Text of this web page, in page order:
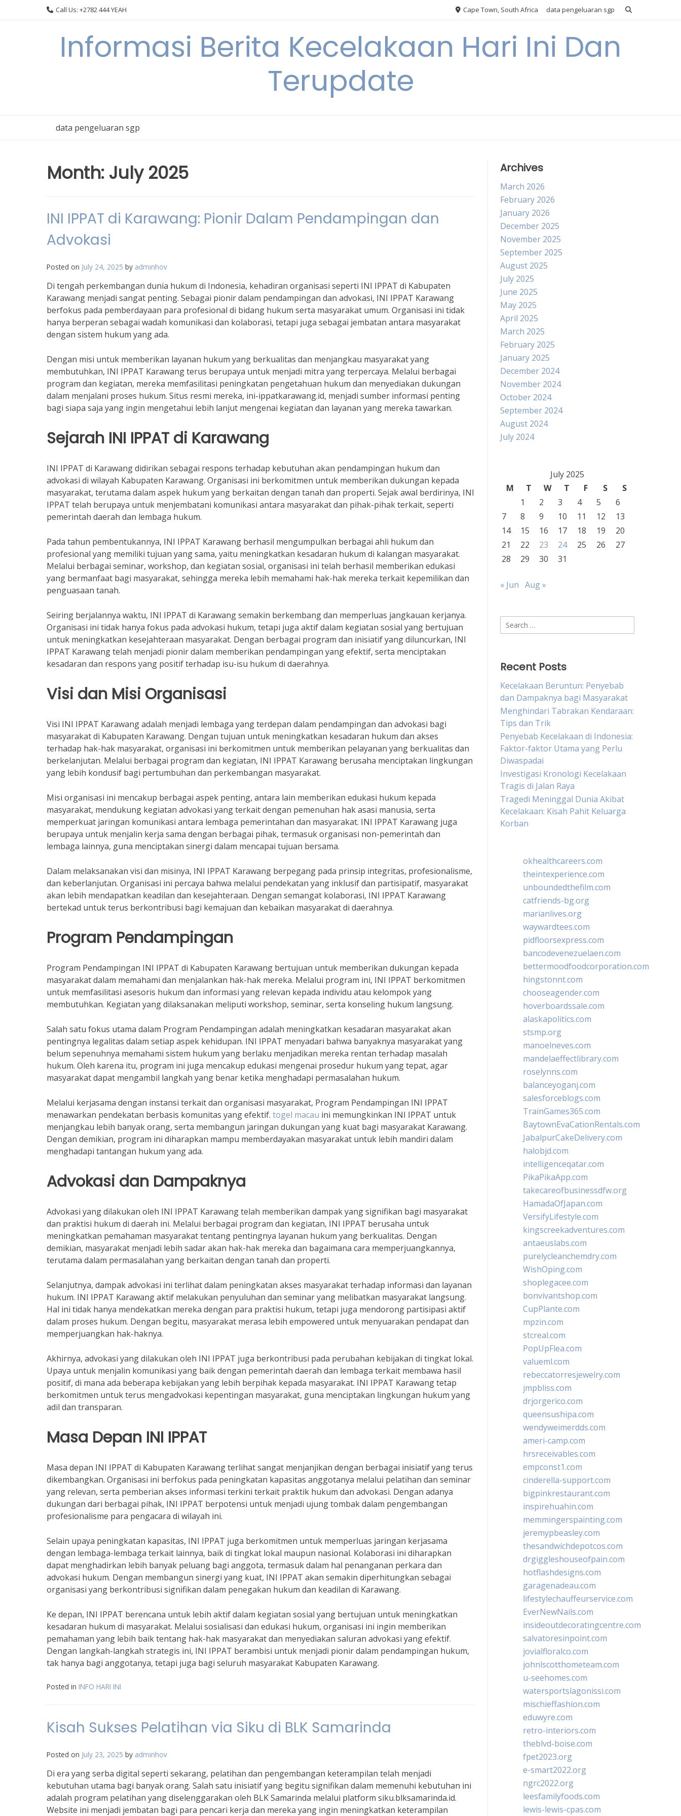
Call Us: +2782 444 YEAH Cape Town, South Africa data pengeluaran sgp
Informasi Berita Kecelakaan Hari Ini Dan
Terupdate
data pengeluaran sgp
Month: July 2025
INI IPPAT di Karawang: Pionir Dalam Pendampingan dan
Advokasi
Posted on July 24, 2025 by adminhov
Di tengah perkembangan dunia hukum di Indonesia, kehadiran organisasi seperti INI IPPAT di Kabupaten
Karawang menjadi sangat penting. Sebagai pionir dalam pendampingan dan advokasi, INI IPPAT Karawang
berfokus pada pemberdayaan para profesional di bidang hukum serta masyarakat umum. Organisasi ini tidak
hanya berperan sebagai wadah komunikasi dan kolaborasi, tetapi juga sebagai jembatan antara masyarakat
dengan sistem hukum yang ada.
Dengan misi untuk memberikan layanan hukum yang berkualitas dan menjangkau masyarakat yang
membutuhkan, INI IPPAT Karawang terus berupaya untuk menjadi mitra yang terpercaya. Melalui berbagai
program dan kegiatan, mereka memfasilitasi peningkatan pengetahuan hukum dan menyediakan dukungan
dalam menjalani proses hukum. Situs resmi mereka, ini-ippatkarawang.id, menjadi sumber informasi penting
bagi siapa saja yang ingin mengetahui lebih lanjut mengenai kegiatan dan layanan yang mereka tawarkan.
Sejarah INI IPPAT di Karawang
INI IPPAT di Karawang didirikan sebagai respons terhadap kebutuhan akan pendampingan hukum dan
advokasi di wilayah Kabupaten Karawang. Organisasi ini berkomitmen untuk memberikan dukungan kepada
masyarakat, terutama dalam aspek hukum yang berkaitan dengan tanah dan properti. Sejak awal berdirinya, INI
IPPAT telah berupaya untuk menjembatani komunikasi antara masyarakat dan pihak-pihak terkait, seperti
pemerintah daerah dan lembaga hukum.
Pada tahun pembentukannya, INI IPPAT Karawang berhasil mengumpulkan berbagai ahli hukum dan
profesional yang memiliki tujuan yang sama, yaitu meningkatkan kesadaran hukum di kalangan masyarakat.
Melalui berbagai seminar, workshop, dan kegiatan sosial, organisasi ini telah berhasil memberikan edukasi
yang bermanfaat bagi masyarakat, sehingga mereka lebih memahami hak-hak mereka terkait kepemilikan dan
penguasaan tanah.
Seiring berjalannya waktu, INI IPPAT di Karawang semakin berkembang dan memperluas jangkauan kerjanya.
Organisasi ini tidak hanya fokus pada advokasi hukum, tetapi juga aktif dalam kegiatan sosial yang bertujuan
untuk meningkatkan kesejahteraan masyarakat. Dengan berbagai program dan inisiatif yang diluncurkan, INI
IPPAT Karawang telah menjadi pionir dalam memberikan pendampingan yang efektif, serta menciptakan
kesadaran dan respons yang positif terhadap isu-isu hukum di daerahnya.
Visi dan Misi Organisasi
Visi INI IPPAT Karawang adalah menjadi lembaga yang terdepan dalam pendampingan dan advokasi bagi
masyarakat di Kabupaten Karawang. Dengan tujuan untuk meningkatkan kesadaran hukum dan akses
terhadap hak-hak masyarakat, organisasi ini berkomitmen untuk memberikan pelayanan yang berkualitas dan
berkelanjutan. Melalui berbagai program dan kegiatan, INI IPPAT Karawang berusaha menciptakan lingkungan
yang lebih kondusif bagi pertumbuhan dan perkembangan masyarakat.
Misi organisasi ini mencakup berbagai aspek penting, antara lain memberikan edukasi hukum kepada
masyarakat, mendukung kegiatan advokasi yang terkait dengan pemenuhan hak asasi manusia, serta
memperkuat jaringan komunikasi antara lembaga pemerintahan dan masyarakat. INI IPPAT Karawang juga
berupaya untuk menjalin kerja sama dengan berbagai pihak, termasuk organisasi non-pemerintah dan
lembaga lainnya, guna menciptakan sinergi dalam mencapai tujuan bersama.
Dalam melaksanakan visi dan misinya, INI IPPAT Karawang berpegang pada prinsip integritas, profesionalisme,
dan keberlanjutan. Organisasi ini percaya bahwa melalui pendekatan yang inklusif dan partisipatif, masyarakat
akan lebih mendapatkan keadilan dan kesejahteraan. Dengan semangat kolaborasi, INI IPPAT Karawang
bertekad untuk terus berkontribusi bagi kemajuan dan kebaikan masyarakat di daerahnya.
Program Pendampingan
Program Pendampingan INI IPPAT di Kabupaten Karawang bertujuan untuk memberikan dukungan kepada
masyarakat dalam memahami dan menjalankan hak-hak mereka. Melalui program ini, INI IPPAT berkomitmen
untuk memfasilitasi asesoris hukum dan informasi yang relevan kepada individu atau kelompok yang
membutuhkan. Kegiatan yang dilaksanakan meliputi workshop, seminar, serta konseling hukum langsung.
Salah satu fokus utama dalam Program Pendampingan adalah meningkatkan kesadaran masyarakat akan
pentingnya legalitas dalam setiap aspek kehidupan. INI IPPAT menyadari bahwa banyaknya masyarakat yang
belum sepenuhnya memahami sistem hukum yang berlaku menjadikan mereka rentan terhadap masalah
hukum. Oleh karena itu, program ini juga mencakup edukasi mengenai prosedur hukum yang tepat, agar
masyarakat dapat mengambil langkah yang benar ketika menghadapi permasalahan hukum.
Melalui kerjasama dengan instansi terkait dan organisasi masyarakat, Program Pendampingan INI IPPAT
menawarkan pendekatan berbasis komunitas yang efektif. togel macau ini memungkinkan INI IPPAT untuk
menjangkau lebih banyak orang, serta membangun jaringan dukungan yang kuat bagi masyarakat Karawang.
Dengan demikian, program ini diharapkan mampu memberdayakan masyarakat untuk lebih mandiri dalam
menghadapi tantangan hukum yang ada.
Advokasi dan Dampaknya
Advokasi yang dilakukan oleh INI IPPAT Karawang telah memberikan dampak yang signifikan bagi masyarakat
dan praktisi hukum di daerah ini. Melalui berbagai program dan kegiatan, INI IPPAT berusaha untuk
meningkatkan pemahaman masyarakat tentang pentingnya layanan hukum yang berkualitas. Dengan
demikian, masyarakat menjadi lebih sadar akan hak-hak mereka dan bagaimana cara memperjuangkannya,
terutama dalam permasalahan yang berkaitan dengan tanah dan properti.
Selanjutnya, dampak advokasi ini terlihat dalam peningkatan akses masyarakat terhadap informasi dan layanan
hukum. INI IPPAT Karawang aktif melakukan penyuluhan dan seminar yang melibatkan masyarakat langsung.
Hal ini tidak hanya mendekatkan mereka dengan para praktisi hukum, tetapi juga mendorong partisipasi aktif
dalam proses hukum. Dengan begitu, masyarakat merasa lebih empowered untuk menyuarakan pendapat dan
memperjuangkan hak-haknya.
Akhirnya, advokasi yang dilakukan oleh INI IPPAT juga berkontribusi pada perubahan kebijakan di tingkat lokal.
Upaya untuk menjalin komunikasi yang baik dengan pemerintah daerah dan lembaga terkait membawa hasil
positif, di mana ada beberapa kebijakan yang lebih berpihak kepada masyarakat. INI IPPAT Karawang tetap
berkomitmen untuk terus mengadvokasi kepentingan masyarakat, guna menciptakan lingkungan hukum yang
adil dan transparan.
Masa Depan INI IPPAT
Masa depan INI IPPAT di Kabupaten Karawang terlihat sangat menjanjikan dengan berbagai inisiatif yang terus
dikembangkan. Organisasi ini berfokus pada peningkatan kapasitas anggotanya melalui pelatihan dan seminar
yang relevan, serta pemberian akses informasi terkini terkait praktik hukum dan advokasi. Dengan adanya
dukungan dari berbagai pihak, INI IPPAT berpotensi untuk menjadi ujung tombak dalam pengembangan
profesionalisme para pengacara di wilayah ini.
Selain upaya peningkatan kapasitas, INI IPPAT juga berkomitmen untuk memperluas jaringan kerjasama
dengan lembaga-lembaga terkait lainnya, baik di tingkat lokal maupun nasional. Kolaborasi ini diharapkan
dapat menghadirkan lebih banyak peluang bagi anggota, termasuk dalam hal penanganan perkara dan
advokasi hukum. Dengan membangun sinergi yang kuat, INI IPPAT akan semakin diperhitungkan sebagai
organisasi yang berkontribusi signifikan dalam penegakan hukum dan keadilan di Karawang.
Ke depan, INI IPPAT berencana untuk lebih aktif dalam kegiatan sosial yang bertujuan untuk meningkatkan
kesadaran hukum di masyarakat. Melalui sosialisasi dan edukasi hukum, organisasi ini ingin memberikan
pemahaman yang lebih baik tentang hak-hak masyarakat dan menyediakan saluran advokasi yang efektif.
Dengan langkah-langkah strategis ini, INI IPPAT berambisi untuk menjadi pionir dalam pendampingan hukum,
tak hanya bagi anggotanya, tetapi juga bagi seluruh masyarakat Kabupaten Karawang.
Posted in INFO HARI INI
Kisah Sukses Pelatihan via Siku di BLK Samarinda
Posted on July 23, 2025 by adminhov
Di era yang serba digital seperti sekarang, pelatihan dan pengembangan keterampilan telah menjadi
kebutuhan utama bagi banyak orang. Salah satu inisiatif yang begitu signifikan dalam memenuhi kebutuhan ini
adalah program pelatihan yang diselenggarakan oleh BLK Samarinda melalui platform siku.blksamarinda.id.
Website ini menjadi jembatan bagi para pencari kerja dan mereka yang ingin meningkatkan keterampilan
Archives
March 2026
February 2026
January 2026
December 2025
November 2025
September 2025
August 2025
July 2025
June 2025
May 2025
April 2025
March 2025
February 2025
January 2025
December 2024
November 2024
October 2024
September 2024
August 2024
July 2024
July 2025
M
T W T F S
S
1
2 3 4 5
6
7
8 9 10 11 12
13
14
15 16 17 18 19
20
21
22 23 24 25 26
27
28
29 30 31
« Jun Aug »
Search
for:
Recent Posts
Kecelakaan Beruntun: Penyebab
dan Dampaknya bagi Masyarakat
Menghindari Tabrakan Kendaraan:
Tips dan Trik
Penyebab Kecelakaan di Indonesia:
Faktor-faktor Utama yang Perlu
Diwaspadai
Investigasi Kronologi Kecelakaan
Tragis di Jalan Raya
Tragedi Meninggal Dunia Akibat
Kecelakaan: Kisah Pahit Keluarga
Korban
okhealthcareers.com
theintexperience.com
unboundedthefilm.com
catfriends-bg.org
marianlives.org
waywardtees.com
pidfloorsexpress.com
bancodevenezuelaen.com
bettermoodfoodcorporation.com
hingstonnt.com
chooseagender.com
hoverboardssale.com
alaskapolitics.com
stsmp.org
manoelneves.com
mandelaeffectlibrary.com
roselynns.com
balanceyoganj.com
salesforceblogs.com
TrainGames365.com
BaytownEvaCationRentals.com
JabalpurCakeDelivery.com
halobjd.com
intelligenceqatar.com
PikaPikaApp.com
takecareofbusinessdfw.org
HamadaOfJapan.com
VersifyLifestyle.com
kingscreekadventures.com
antaeuslabs.com
purelycleanchemdry.com
WishOping.com
shoplegacee.com
bonvivantshop.com
CupPlante.com
mpzin.com
stcreal.com
PopUpFlea.com
valueml.com
rebeccatorresjewelry.com
jmpbliss.com
drjorgerico.com
queensushipa.com
wendyweimerdds.com
ameri-camp.com
hrsreceivables.com
empconst1.com
cinderella-support.com
bigpinkrestaurant.com
inspirehuahin.com
memmingerspainting.com
jeremypbeasley.com
thesandwichdepotcos.com
drgiggleshouseofpain.com
hotflashdesigns.com
garagenadeau.com
lifestylechauffeurservice.com
EverNewNails.com
insideoutdecoratingcentre.com
salvatoresinpoint.com
jovialfloralco.com
johnlscotthometeam.com
u-seehomes.com
watersportslagonissi.com
mischieffashion.com
eduwyre.com
retro-interiors.com
theblvd-boise.com
fpet2023.org
e-smart2022.org
ngrc2022.org
leesfamilyfoods.com
lewis-lewis-cpas.com